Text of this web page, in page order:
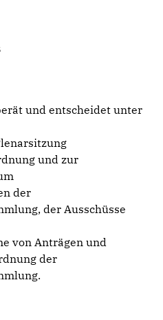
und entscheidet unter
und zur
der
der Ausschüsse
von Anträgen und
der